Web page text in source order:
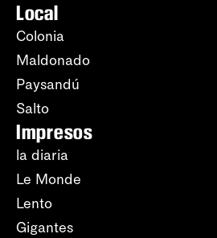
Local
Colonia
Maldonado
Paysandú
Salto
Impresos
la diaria
Le Monde
Lento
Gigantes